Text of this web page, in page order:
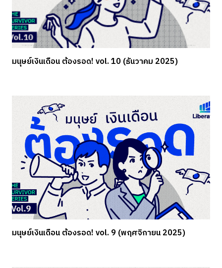
มนุษย์เงินเดือน ต้องรอด! vol. 10 (ธันวาคม 2025)
มนุษย์เงินเดือน ต้องรอด! vol. 9 (พฤศจิกายน 2025)